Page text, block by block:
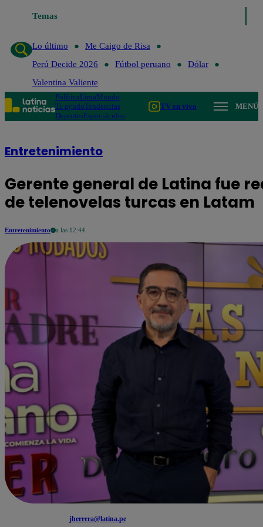
Temas
Lo último
Lo último
Me Caigo de Risa
Perú Decide 2026
Fútbol peruano
Dólar
Valentina Valiente
PolíticaLimaMundo
Te ayudoTendencias
DeportesEspectáculos
TV en vivo MENÚ
Entretenimiento
Gerente general de Latina fue
de telenovelas turcas en Latam
Entretenimiento a las 12:44
jherrera@latina.pe